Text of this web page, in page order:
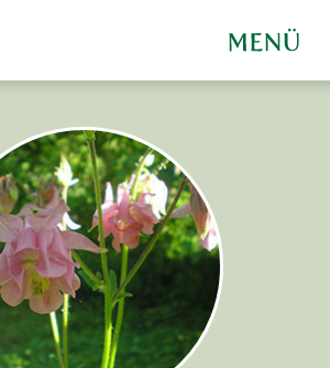
REFERENCIA
KAPCSOLAT
NÖVÉNYEINK